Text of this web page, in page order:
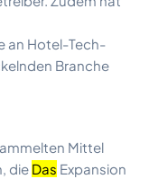
an Hotel-Tech-
Branche
Mittel
die Das Expansion